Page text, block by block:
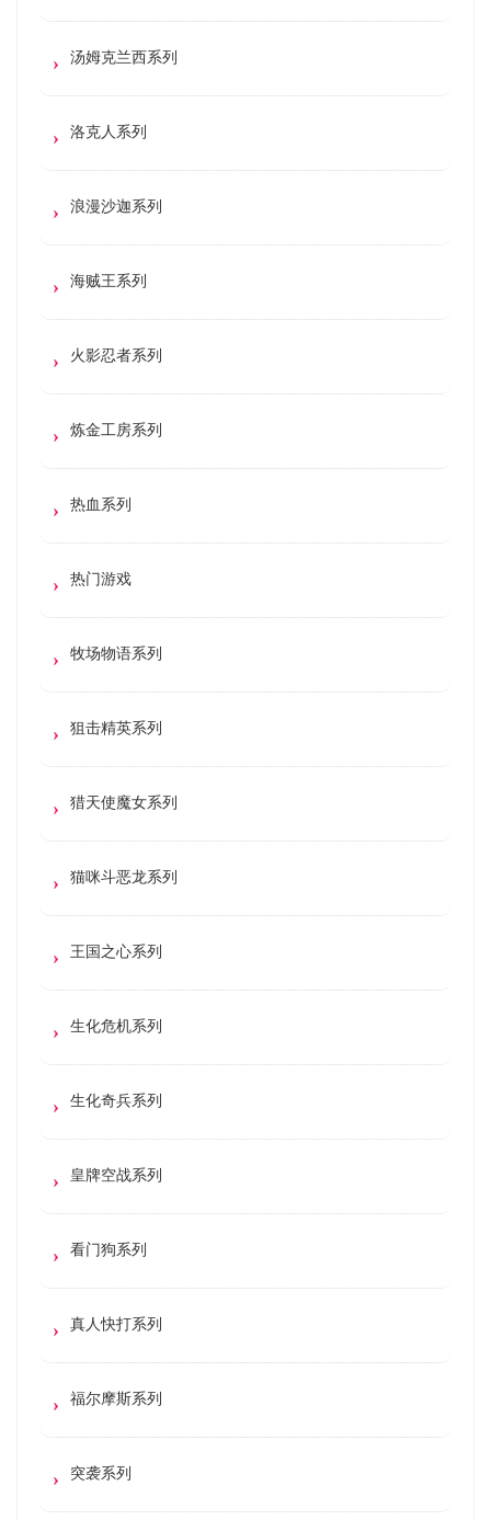
汤姆克兰西系列
洛克人系列
浪漫沙迦系列
海贼王系列
火影忍者系列
炼金工房系列
热血系列
热门游戏
牧场物语系列
狙击精英系列
猎天使魔女系列
猫咪斗恶龙系列
王国之心系列
生化危机系列
生化奇兵系列
皇牌空战系列
看门狗系列
真人快打系列
福尔摩斯系列
突袭系列